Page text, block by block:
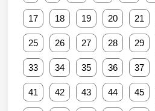
17 18 19 20 21
25 26 27 28 29
33 34 35 36 37
41 42 43 44 45